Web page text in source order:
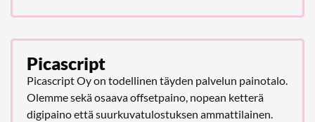
Picascript
Picascript Oy on todellinen täyden palvelun painotalo.
Olemme sekä osaava offsetpaino, nopean ketterä
digipaino että suurkuvatulostuksen ammattilainen.